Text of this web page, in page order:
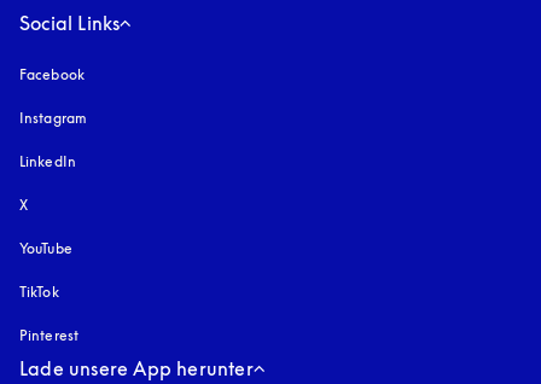
Social Links
Facebook
Instagram
LinkedIn
X
YouTube
TikTok
Pinterest
Lade unsere App herunter